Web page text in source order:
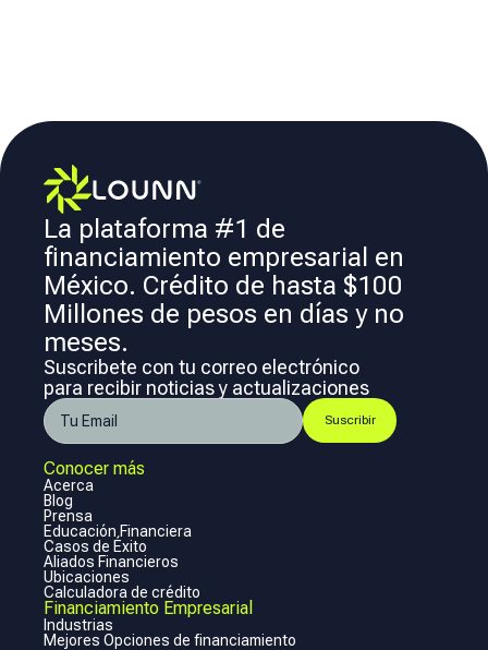
La plataforma #1 de
financiamiento empresarial en
México. Crédito de hasta $100
Millones de pesos en días y no
meses.
Suscribete con tu correo electrónico
para recibir noticias y actualizaciones
Conocer más
Acerca
Blog
Prensa
Educación Financiera
Casos de Éxito
Aliados Financieros
Ubicaciones
Calculadora de crédito
Financiamiento Empresarial
Industrias
Mejores Opciones de financiamiento